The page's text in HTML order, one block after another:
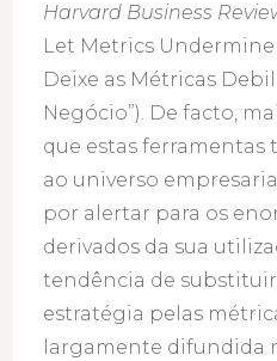
Harvard Business
Let Metrics Undermine
Deixe as Métricas
Negócio”). De facto,
que estas ferramentas
ao universo
por alertar para os
derivados da sua
tendência de
estratégia pelas
largamente difundida